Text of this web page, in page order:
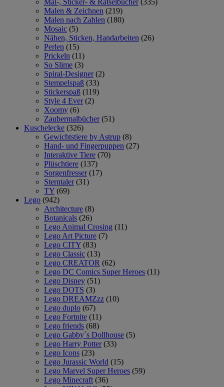
Malen & Zeichnen (219)
Malen nach Zahlen (180)
Mosaic (5)
Nähen, Sticken, Handarbeiten (26)
Perlen (15)
Prickeln (11)
So Slime (3)
Spiral-Designer (2)
Stempelspaß (33)
Stickerspaß (119)
Style 4 Ever (2)
Xoomy (6)
Zaubermalbücher (51)
Kuschelecke (326)
Gewichtstiere by Astrup (8)
Hand- und Fingerpuppen (27)
Interaktive Tiere (70)
Plüschtiere (137)
Sorgenfresser (17)
Sterntaler (31)
TY (69)
Lego (942)
Architecture (8)
Botanicals (26)
Lego Animal Crosing (11)
Lego Art Picture (7)
Lego CITY (83)
Lego Classic (13)
Lego CREATOR (62)
Lego DC Comics Super Heroes (11)
Lego Disney (51)
Lego DOTS (3)
Lego DREAMZzz (10)
Lego duplo (67)
Lego Fortnite (11)
Lego friends (68)
Lego Gabby´s Dollhouse (5)
Lego Harry Potter (33)
Lego Icons (23)
Lego Jurassic World (15)
Lego Marvel Super Heroes (59)
Lego Minecraft (36)